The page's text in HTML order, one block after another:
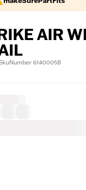
AIR
61400058